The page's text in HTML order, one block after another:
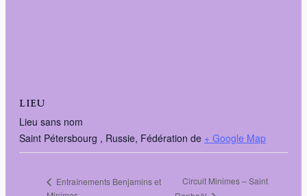
LIEU
Lieu sans nom
Saint Pétersbourg , Russie, Fédération de + Google Map
Entraînements Benjamins et
Circuit Minimes – Saint